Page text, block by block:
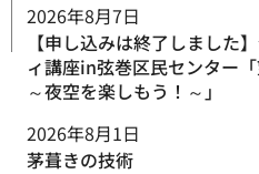
2026年8月7日
【申し込みは終了しました
ィ講座in弦巻区民センター
～夜空を楽しもう！～」
2026年8月1日
茅葺きの技術